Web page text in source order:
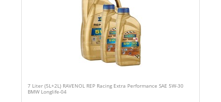
7 Liter (5L+2L) RAVENOL REP Racing Extra Performance SAE 5W-30
BMW Longlife-04